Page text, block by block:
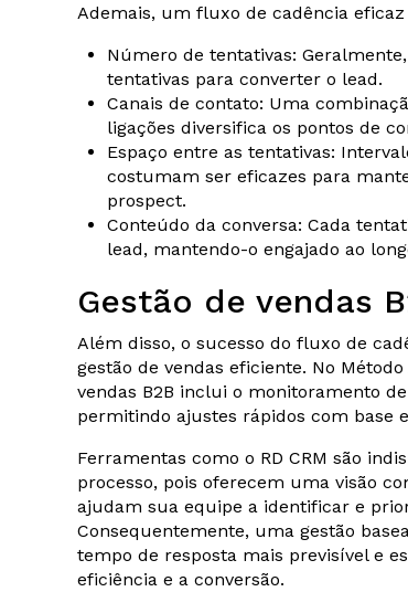
Ademais, um fluxo de cadência
Número de tentativas:
tentativas para converter o lead.
Canais de contato: Uma
ligações diversifica os pontos de
Espaço entre as tentativas:
costumam ser eficazes para
prospect.
Conteúdo da conversa: Cada
lead, mantendo-o engajado ao
Gestão de vendas
Além disso, o sucesso do fluxo de
gestão de vendas eficiente. No Método
vendas B2B inclui o monitoramento
permitindo ajustes rápidos com base
Ferramentas como o RD CRM são
processo, pois oferecem uma visão
ajudam sua equipe a identificar e
Consequentemente, uma gestão
tempo de resposta mais previsível e
eficiência e a conversão.